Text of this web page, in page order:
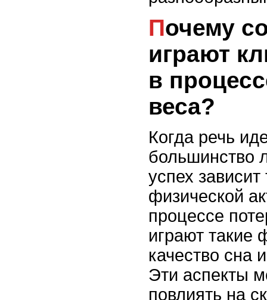
Почему сон и стресс
играют
в
веса?
Когда речь
большинство
успех
физической
процессе
играют такие
качество сна
Эти аспекты
повлиять на